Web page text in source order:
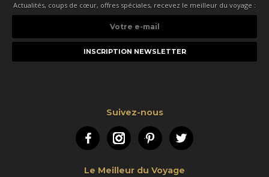
Actualités, coups de cœur, offres spéciales, recevez le meilleur du voyage :
e-
Suivez-nous
FacebookInstagramPinterestTwitter
Le Meilleur du Voyage